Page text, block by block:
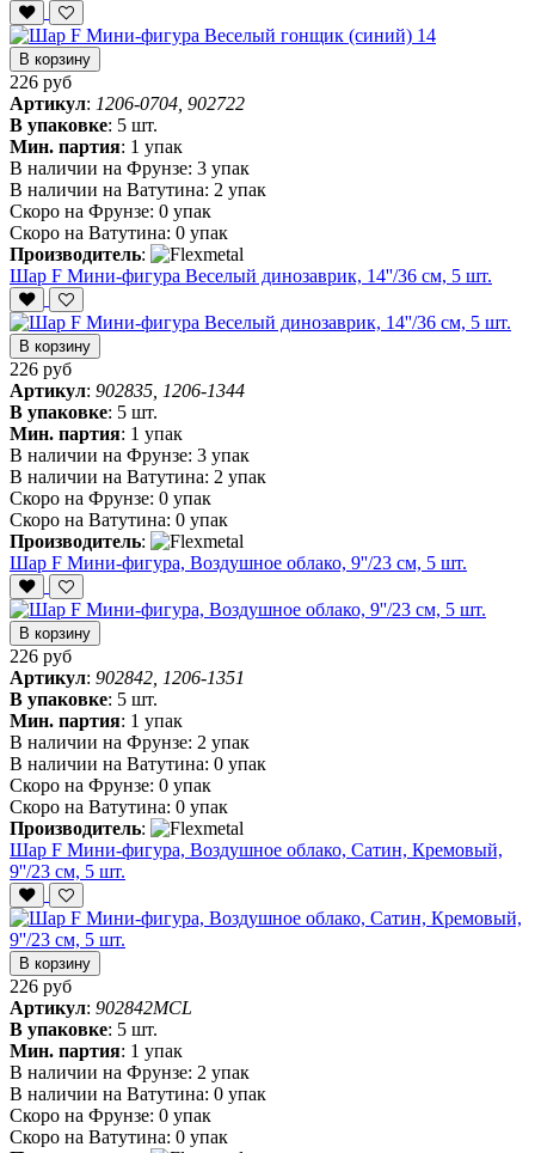
В корзину
226 руб
Артикул: 1206-0704, 902722
В упаковке: 5 шт.
Мин. партия: 1 упак
В наличии на Фрунзе: 3 упак
В наличии на Ватутина: 2 упак
Скоро на Фрунзе: 0 упак
Скоро на Ватутина: 0 упак
Производитель:
Шар F Мини-фигура Веселый динозаврик, 14''/36 см, 5 шт.
В корзину
226 руб
Артикул: 902835, 1206-1344
В упаковке: 5 шт.
Мин. партия: 1 упак
В наличии на Фрунзе: 3 упак
В наличии на Ватутина: 2 упак
Скоро на Фрунзе: 0 упак
Скоро на Ватутина: 0 упак
Производитель:
Шар F Мини-фигура, Воздушное облако, 9''/23 см, 5 шт.
В корзину
226 руб
Артикул: 902842, 1206-1351
В упаковке: 5 шт.
Мин. партия: 1 упак
В наличии на Фрунзе: 2 упак
В наличии на Ватутина: 0 упак
Скоро на Фрунзе: 0 упак
Скоро на Ватутина: 0 упак
Производитель:
Шар F Мини-фигура, Воздушное облако, Сатин, Кремовый,
9''/23 см, 5 шт.
В корзину
226 руб
Артикул: 902842MCL
В упаковке: 5 шт.
Мин. партия: 1 упак
В наличии на Фрунзе: 2 упак
В наличии на Ватутина: 0 упак
Скоро на Фрунзе: 0 упак
Скоро на Ватутина: 0 упак